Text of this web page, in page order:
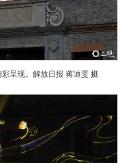
呈现。解放日报 蒋迪雯 摄